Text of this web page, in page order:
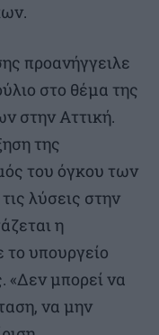
προανήγγειλε
στο θέμα της
στην Αττική.
της
του όγκου των
λύσεις στην
η
υπουργείο
«Δεν μπορεί να
να μην